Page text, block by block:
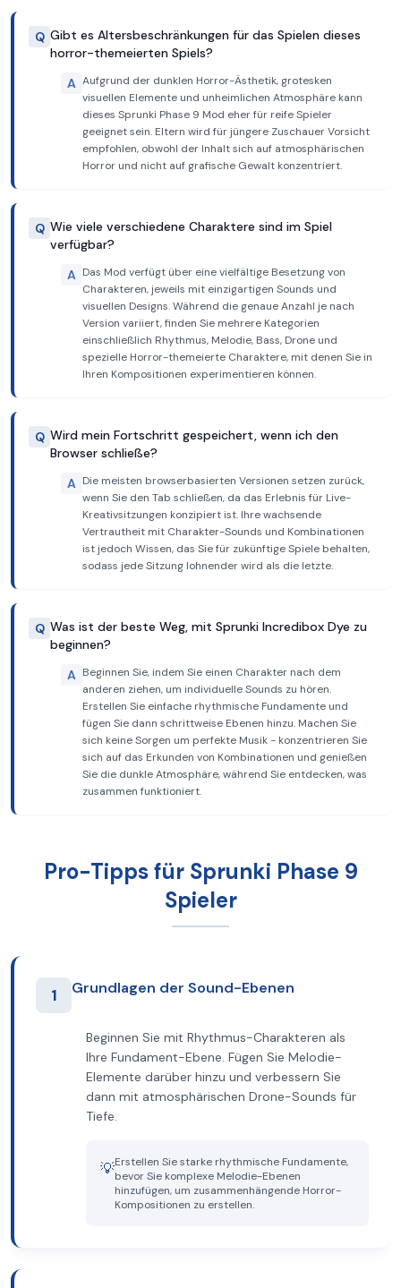
Q Gibt es Altersbeschränkungen für das Spielen dieses
horror-themeierten Spiels?
A Aufgrund der dunklen Horror-Ästhetik, grotesken
visuellen Elemente und unheimlichen Atmosphäre kann
dieses Sprunki Phase 9 Mod eher für reife Spieler
geeignet sein. Eltern wird für jüngere Zuschauer Vorsicht
empfohlen, obwohl der Inhalt sich auf atmosphärischen
Horror und nicht auf grafische Gewalt konzentriert.
Q Wie viele verschiedene Charaktere sind im Spiel
verfügbar?
A Das Mod verfügt über eine vielfältige Besetzung von
Charakteren, jeweils mit einzigartigen Sounds und
visuellen Designs. Während die genaue Anzahl je nach
Version variiert, finden Sie mehrere Kategorien
einschließlich Rhythmus, Melodie, Bass, Drone und
spezielle Horror-themeierte Charaktere, mit denen Sie in
Ihren Kompositionen experimentieren können.
Q Wird mein Fortschritt gespeichert, wenn ich den
Browser schließe?
A Die meisten browserbasierten Versionen setzen zurück,
wenn Sie den Tab schließen, da das Erlebnis für Live-
Kreativsitzungen konzipiert ist. Ihre wachsende
Vertrautheit mit Charakter-Sounds und Kombinationen
ist jedoch Wissen, das Sie für zukünftige Spiele behalten,
sodass jede Sitzung lohnender wird als die letzte.
Q Was ist der beste Weg, mit Sprunki Incredibox Dye zu
beginnen?
A Beginnen Sie, indem Sie einen Charakter nach dem
anderen ziehen, um individuelle Sounds zu hören.
Erstellen Sie einfache rhythmische Fundamente und
fügen Sie dann schrittweise Ebenen hinzu. Machen Sie
sich keine Sorgen um perfekte Musik - konzentrieren Sie
sich auf das Erkunden von Kombinationen und genießen
Sie die dunkle Atmosphäre, während Sie entdecken, was
zusammen funktioniert.
Pro-Tipps für Sprunki Phase 9
Spieler
1 Grundlagen der Sound-Ebenen
Beginnen Sie mit Rhythmus-Charakteren als
Ihre Fundament-Ebene. Fügen Sie Melodie-
Elemente darüber hinzu und verbessern Sie
dann mit atmosphärischen Drone-Sounds für
Tiefe.
💡Erstellen Sie starke rhythmische Fundamente,
bevor Sie komplexe Melodie-Ebenen
hinzufügen, um zusammenhängende Horror-
Kompositionen zu erstellen.